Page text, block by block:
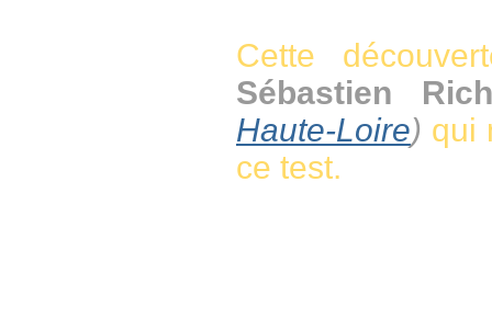
Cette
Sébastien
Haute-Loire) qui
ce test.